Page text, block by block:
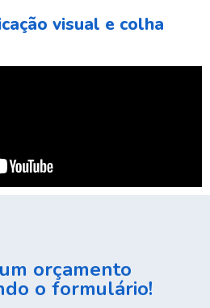
visual e colha
orçamento
o formulário!